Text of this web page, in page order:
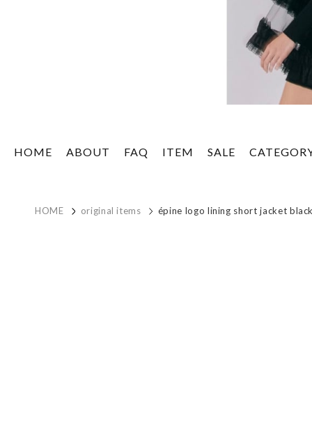
HOME ABOUT FAQ ITEM SALE
HOME original items épine logo lining short jacket